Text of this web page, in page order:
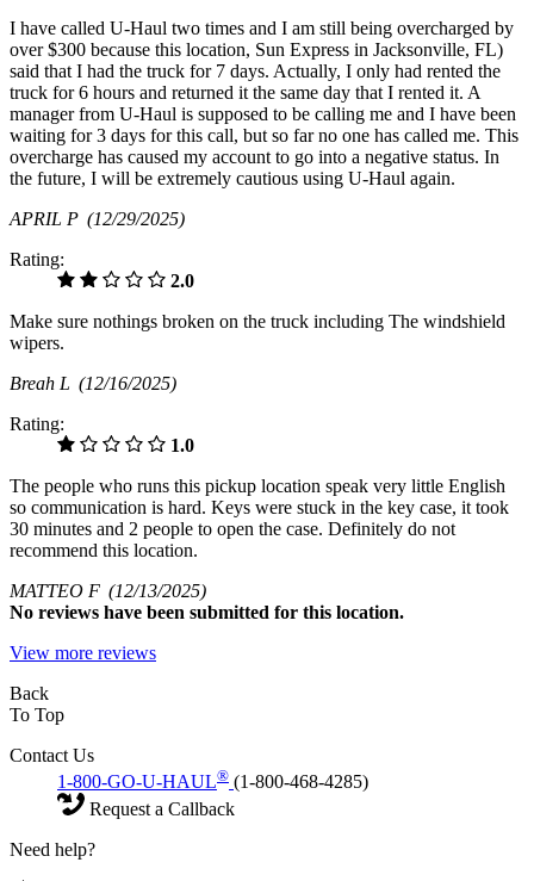
I have called U-Haul two times and I am still being overcharged by
over $300 because this location, Sun Express in Jacksonville, FL)
said that I had the truck for 7 days. Actually, I only had rented the
truck for 6 hours and returned it the same day that I rented it. A
manager from U-Haul is supposed to be calling me and I have been
waiting for 3 days for this call, but so far no one has called me. This
overcharge has caused my account to go into a negative status. In
the future, I will be extremely cautious using U-Haul again.
APRIL P (12/29/2025)
Rating:
2.0
Make sure nothings broken on the truck including The windshield
wipers.
Breah L (12/16/2025)
Rating:
1.0
The people who runs this pickup location speak very little English
so communication is hard. Keys were stuck in the key case, it took
30 minutes and 2 people to open the case. Definitely do not
recommend this location.
MATTEO F (12/13/2025)
No reviews have been submitted for this location.
View more reviews
Back
To Top
Contact Us
1-800-GO-U-HAUL® (1-800-468-4285)
Request a Callback
Need help?